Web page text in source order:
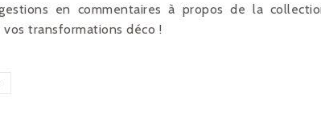
en commentaires à propos de la
transformations déco !